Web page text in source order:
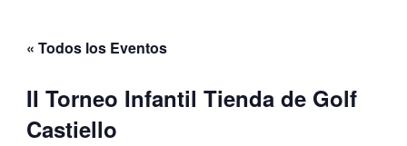
contenido« Todos los Eventos
II Torneo Infantil Tienda de Golf
Castiello